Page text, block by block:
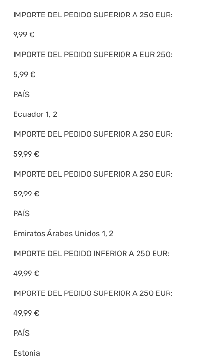
IMPORTE DEL PEDIDO SUPERIOR A 250 EUR:
9,99 €
IMPORTE DEL PEDIDO SUPERIOR A EUR 250:
5,99 €
PAÍS
Ecuador 1, 2
IMPORTE DEL PEDIDO SUPERIOR A 250 EUR:
59,99 €
IMPORTE DEL PEDIDO SUPERIOR A 250 EUR:
59,99 €
PAÍS
Emiratos Árabes Unidos 1, 2
IMPORTE DEL PEDIDO INFERIOR A 250 EUR:
49,99 €
IMPORTE DEL PEDIDO SUPERIOR A 250 EUR:
49,99 €
PAÍS
Estonia